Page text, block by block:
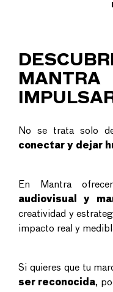
No se trata solo
conectar y dejar
En Mantra
audiovisual y
creatividad y
impacto real y
Si quieres que tu
ser reconocida,